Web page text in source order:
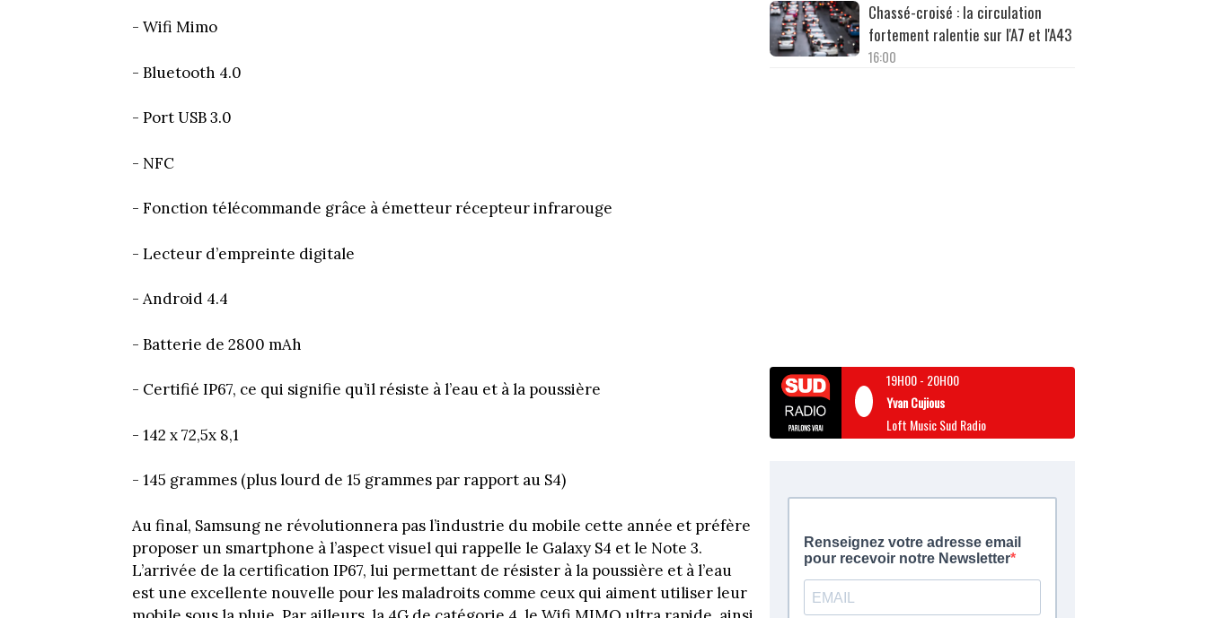
- Wifi Mimo
- Bluetooth 4.0
- Port USB 3.0
- NFC
- Fonction télécommande grâce à émetteur récepteur infrarouge
- Lecteur d’empreinte digitale
- Android 4.4
- Batterie de 2800 mAh
- Certifié IP67, ce qui signifie qu’il résiste à l’eau et à la poussière
- 142 x 72,5x 8,1
- 145 grammes (plus lourd de 15 grammes par rapport au S4)
Au final, Samsung ne révolutionnera pas l’industrie du mobile cette année et préfère
proposer un smartphone à l’aspect visuel qui rappelle le Galaxy S4 et le Note 3.
L’arrivée de la certification IP67, lui permettant de résister à la poussière et à l’eau
est une excellente nouvelle pour les maladroits comme ceux qui aiment utiliser leur
Chassé-croisé : la circulation
fortement ralentie sur l'A7 et l'A43
16:00
19H00- 20H00
Yvan Cujious
Loft Music Sud Radio